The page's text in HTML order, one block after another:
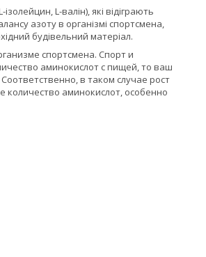
L-валін), які відіграють
азоту в організмі спортсмена,
будівельний матеріал.
спортсмена. Спорт и
аминокислот с пищей, то ваш
в таком случае рост
аминокислот, особенно